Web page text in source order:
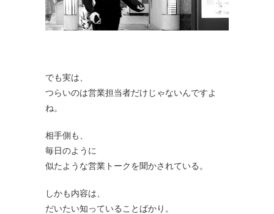
でも実は、
つらいのは営業担当者だけじゃないんですよ
ね。
相手側も、
毎日のように
似たような営業トークを聞かされている。
しかも内容は、
だいたい知っていることばかり。